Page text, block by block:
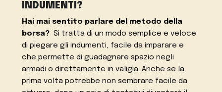
INDUMENTI?
Hai mai sentito parlare del metodo della
borsa? Si tratta di un modo semplice e veloce
di piegare gli indumenti, facile da imparare e
che permette di guadagnare spazio negli
armadi o direttamente in valigia. Anche se la
prima volta potrebbe non sembrare facile da